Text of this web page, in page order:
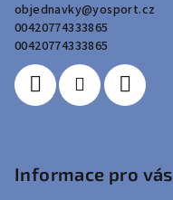
objednavky@yosport.cz
00420774333865
00420774333865
Informace pro vás